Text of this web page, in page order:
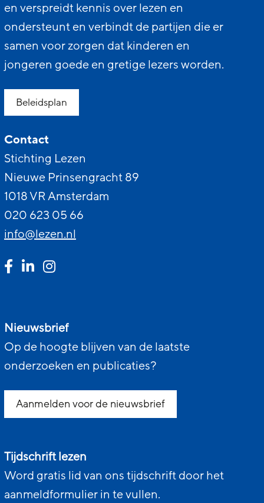
en verspreidt kennis over lezen en
ondersteunt en verbindt de partijen die er
samen voor zorgen dat kinderen en
jongeren goede en gretige lezers worden.
Beleidsplan
Contact
Stichting Lezen
Nieuwe Prinsengracht 89
1018 VR Amsterdam
020 623 05 66
info@lezen.nl
Nieuwsbrief
Op de hoogte blijven van de laatste
onderzoeken en publicaties?
Aanmelden voor de nieuwsbrief
Tijdschrift lezen
Word gratis lid van ons tijdschrift door het
aanmeldformulier in te vullen.